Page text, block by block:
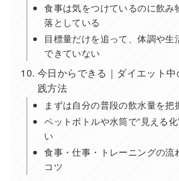
食事は気をつけているのに飲み
落としている
目標量だけを追って、体調や生
できていない
今日からできる｜ダイエット
践方法
まずは自分の普段の飲水量を把
ペットボトルや水筒で“見える
い
食事・仕事・トレーニングの流
コツ